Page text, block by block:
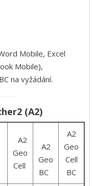
Mobile, Excel
Mobile),
na vyžádání.
(A2)
A2
Geo
Cell
A2
Geo
BC
A2
Geo
Cell
BC